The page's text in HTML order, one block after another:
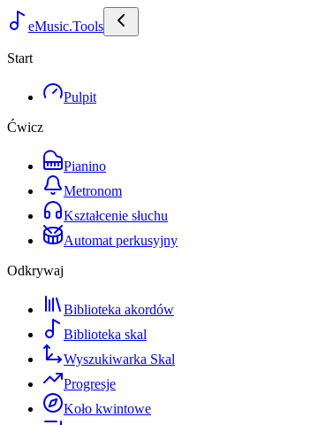
eMusic.Tools
Start
Pulpit
Ćwicz
Pianino
Metronom
Kształcenie słuchu
Automat perkusyjny
Odkrywaj
Biblioteka akordów
Biblioteka skal
Wyszukiwarka Skal
Progresje
Koło kwintowe